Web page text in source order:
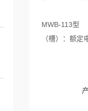
MWB-113型
（槽）：额定